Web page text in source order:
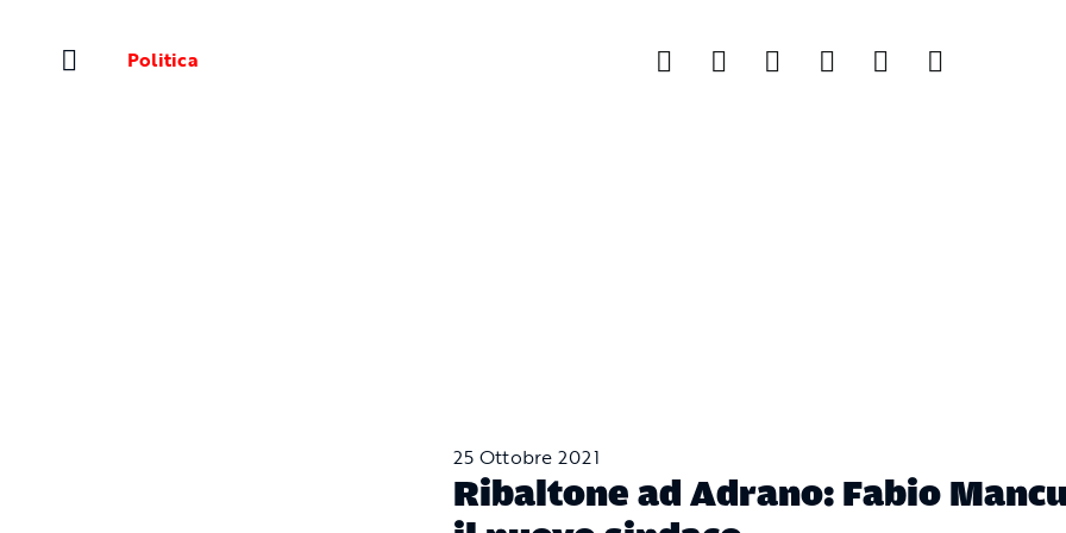
contenuto
Politica
25 Ottobre 2021
Ribaltone ad Adrano: Fabio